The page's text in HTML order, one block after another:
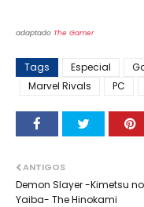
adaptado The Gamer
Tags Especial
Marvel Rivals
PC
ANTIGOS
Demon Slayer -Kimetsu no
Yaiba- The Hinokami